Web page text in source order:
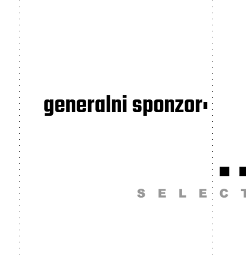
generalni sponzor: